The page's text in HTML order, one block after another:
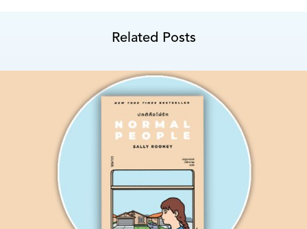
Related Posts